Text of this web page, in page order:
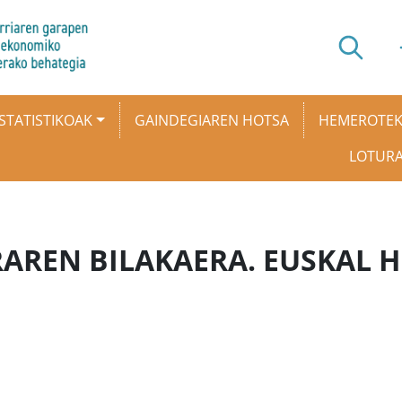
GAINDEGIAREN HOTSA
BILAKAERA. EUSKAL